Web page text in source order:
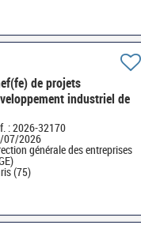
de projets
industriel de
171 H/F
: 2026-32170
07/2026
générale des entreprises
(75)